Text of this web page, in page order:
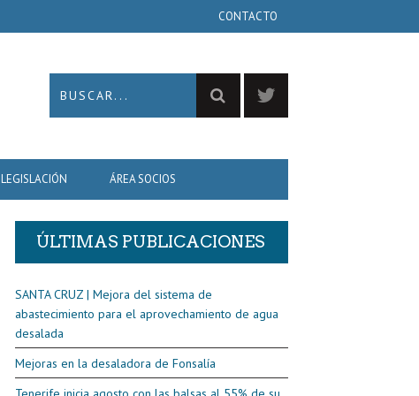
CONTACTO
LEGISLACIÓN ÁREA SOCIOS
ÚLTIMAS PUBLICACIONES
SANTA CRUZ | Mejora del sistema de
abastecimiento para el aprovechamiento de agua
desalada
Mejoras en la desaladora de Fonsalía